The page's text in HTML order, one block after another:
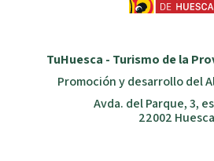
TuHuesca - Turismo de la
Promoción y desarrollo del
Avda. del Parque, 3,
22002 Huesca